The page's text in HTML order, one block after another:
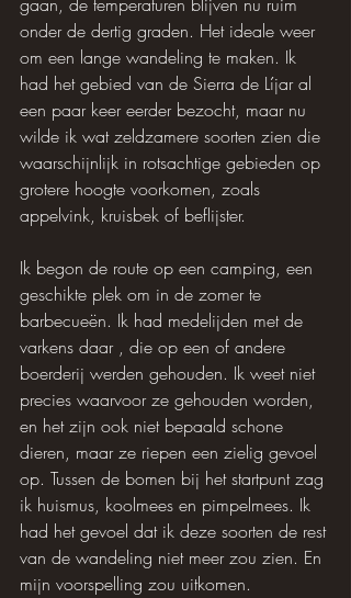
gaan, de temperaturen blijven nu ruim
onder de dertig graden. Het ideale weer
om een lange wandeling te maken. Ik
had het gebied van de Sierra de Líjar al
een paar keer eerder bezocht, maar nu
wilde ik wat zeldzamere soorten zien die
waarschijnlijk in rotsachtige gebieden op
grotere hoogte voorkomen, zoals
appelvink, kruisbek of beflijster.
Ik begon de route op een camping, een
geschikte plek om in de zomer te
barbecueën. Ik had medelijden met de
varkens daar , die op een of andere
boerderij werden gehouden. Ik weet niet
precies waarvoor ze gehouden worden,
en het zijn ook niet bepaald schone
dieren, maar ze riepen een zielig gevoel
op. Tussen de bomen bij het startpunt zag
ik huismus, koolmees en pimpelmees. Ik
had het gevoel dat ik deze soorten de rest
van de wandeling niet meer zou zien. En
mijn voorspelling zou uitkomen.